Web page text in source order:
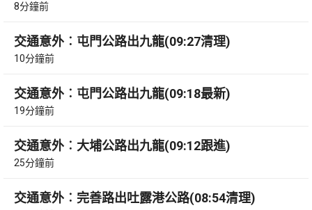
8分鐘前
交通意外︰屯門公路出九龍(09:27清理)
10分鐘前
交通意外︰屯門公路出九龍(09:18最新)
19分鐘前
交通意外︰大埔公路出九龍(09:12跟進)
25分鐘前
交通意外︰完善路出吐露港公路(08:54清理)